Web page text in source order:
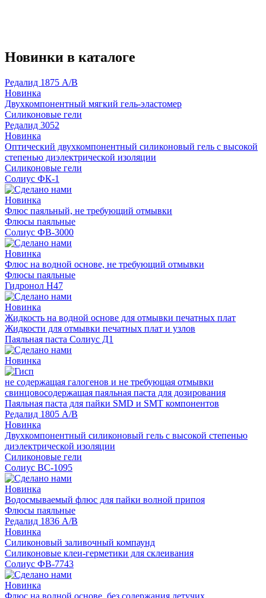
Новинки в каталоге
Редалид 1875 A/B
Новинка
Двухкомпонентный мягкий гель-эластомер
Силиконовые гели
Редалид 3052
Новинка
Оптический двухкомпонентный силиконовый гель с высокой
степенью диэлектрической изоляции
Силиконовые гели
Солиус ФК-1
Новинка
Флюс паяльный, не требующий отмывки
Флюсы паяльные
Солиус ФВ-3000
Новинка
Флюс на водной основе, не требующий отмывки
Флюсы паяльные
Гидронол Н47
Новинка
Жидкость на водной основе для отмывки печатных плат
Жидкости для отмывки печатных плат и узлов
Паяльная паста Солиус Д1
Новинка
не содержащая галогенов и не требующая отмывки
свинцовосодержащая паяльная паста для дозирования
Паяльная паста для пайки SMD и SMT компонентов
Редалид 1805 A/B
Новинка
Двухкомпонентный силиконовый гель с высокой степенью
диэлектрической изоляции
Силиконовые гели
Солиус ВС-1095
Новинка
Водосмываемый флюс для пайки волной припоя
Флюсы паяльные
Редалид 1836 A/B
Новинка
Cиликоновый заливочный компаунд
Силиконовые клеи-герметики для склеивания
Солиус ФВ-7743
Новинка
Флюс на водной основе, без содержания летучих